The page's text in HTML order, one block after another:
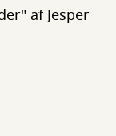
af Jesper